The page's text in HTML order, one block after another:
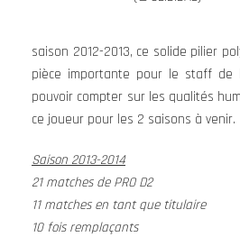
saison 2012-2013, ce solide pilier
pièce importante pour le staff de
pouvoir compter sur les qualités
ce joueur pour les 2 saisons à venir.
Saison 2013-2014
21 matches de PRO D2
11 matches en tant que titulaire
10 fois remplaçants